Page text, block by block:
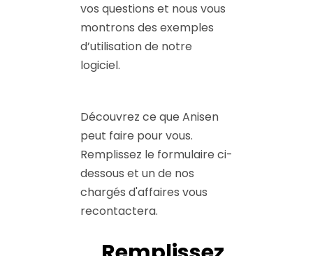
vos questions et nous vous
montrons des exemples
d’utilisation de notre
logiciel.
Découvrez ce que Anisen
peut faire pour vous.
Remplissez le formulaire ci-
dessous et un de nos
chargés d'affaires vous
recontactera.